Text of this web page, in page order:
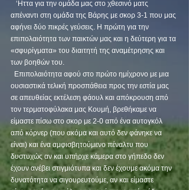
απέναντι στη ομάδα της Βάρης με σκορ 3-1 που μας
αφήνει δύο πικρές γεύσεις. Η πρώτη για την
επιπολαιότητα των παικτών μας και η δεύτερη για τα
«σφυρίγματα» του διαιτητή της αναμέτρησης και
των βοηθών του.
ουσιαστικά τελική προσπάθεια προς την εστία μας
σε απευθείας εκτέλεση φάουλ και απόκρουση από
τον τερματοφύλακα μας Κουμή, βρεθήκαμε να
είμαστε πίσω στο σκορ με 2-0 από ένα αυτογκόλ
από κόρνερ (που ακόμα και αυτό δεν φάνηκε να
είναι) και ένα αμφισβητούμενο πέναλτυ που
δυστυχώς αν και υπήρχε κάμερα στο γήπεδο δεν
έχουν ανέβει στιγμιότυπα και δεν έχουμε ακόμα την
δυνατότητα να σιγουρευτούμε, αν και είμαστε